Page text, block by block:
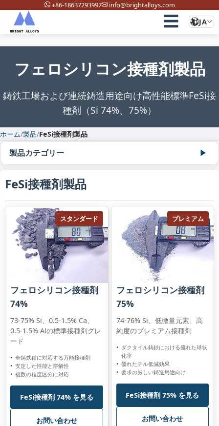
+86-18637293997 info@brightalloys.com
☰ JA
フェロシリコン接種剤製品
鋳鉄工場および連続鋳造用途向け高性能標準FeSi接
種剤（Si 74%、75%）
ホーム/製品/FeSi接種剤製品
製品カテゴリー
FeSi接種剤製品
スタンダード
フェロシリコン接種剤
74%
73-75% Si、0.5-1.5% Ca、
0.5-1.5% Alの標準接種剤グレ
ード
全鋳鉄種に対応する万能接種剤
安定した性能と溶解性
複数の粒度区分に対応
FeSi接種剤 74% を見る
お問い合わせ
プレミアム
フェロシリコン接種剤
75%
74-76% Si、低微量元素、高
純度のプレミアム接種剤
ダクタイル鋳鉄における優れた球状
化率
優れたチル低減効果
要求の厳しい鋳造用途向け
FeSi接種剤 75% を見る
お問い合わせ